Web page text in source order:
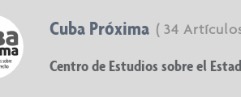
Cuba Próxima ( 34
Centro de Estudios sobre el